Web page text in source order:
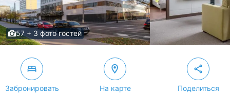
57 + 3 фото гостей
Забронировать На карте Поделиться